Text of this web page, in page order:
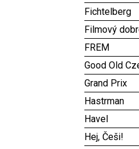
Fichtelberg
Filmový
FREM
Good Old
Grand Prix
Hastrman
Havel
Hej, Češi!